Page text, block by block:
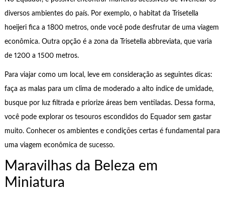
diversos ambientes do país. Por exemplo, o habitat da Trisetella
hoeijeri fica a 1800 metros, onde você pode desfrutar de uma viagem
econômica. Outra opção é a zona da Trisetella abbreviata, que varia
de 1200 a 1500 metros.
Para viajar como um local, leve em consideração as seguintes dicas:
faça as malas para um clima de moderado a alto índice de umidade,
busque por luz filtrada e priorize áreas bem ventiladas. Dessa forma,
você pode explorar os tesouros escondidos do Equador sem gastar
muito. Conhecer os ambientes e condições certas é fundamental para
uma viagem econômica de sucesso.
Maravilhas da Beleza em
Miniatura